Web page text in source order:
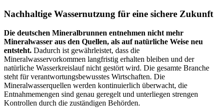
Nachhaltige Wassernutzung für eine sichere Zukunft
Die deutschen Mineralbrunnen entnehmen nicht mehr
Mineralwasser aus den Quellen, als auf natürliche Weise neu
entsteht. Dadurch ist gewährleistet, dass die
Mineralwasservorkommen langfristig erhalten bleiben und der
natürliche Wasserkreislauf nicht gestört wird. Die gesamte Branche
steht für verantwortungsbewusstes Wirtschaften. Die
Mineralwasserquellen werden kontinuierlich überwacht, die
Entnahmemengen sind genau geregelt und unterliegen strengen
Kontrollen durch die zuständigen Behörden.